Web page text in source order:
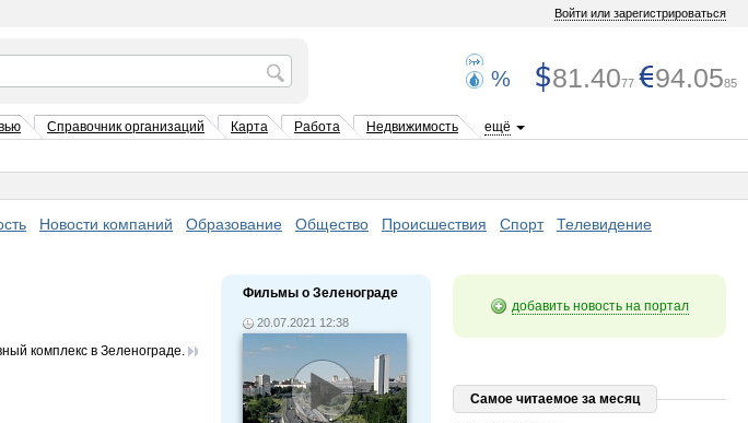
Войти или зарегистрироваться
% 81.4077 94.0585
Справочник организаций Карта Работа Недвижимость ещё
Новости компаний Образование Общество Происшествия Спорт
Телевидение
комплекс в Зеленограде.
Фильмы о Зеленограде
20.07.2021 12:38
добавить новость на портал
Самое читаемое за месяц